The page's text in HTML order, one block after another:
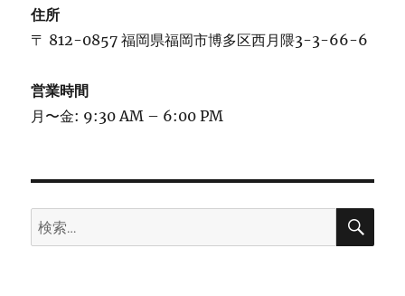
住所
〒 812-0857 福岡県福岡市博多区西月隈3-3-66-6
営業時間
月〜金: 9:30 AM – 6:00 PM
検
索:
検